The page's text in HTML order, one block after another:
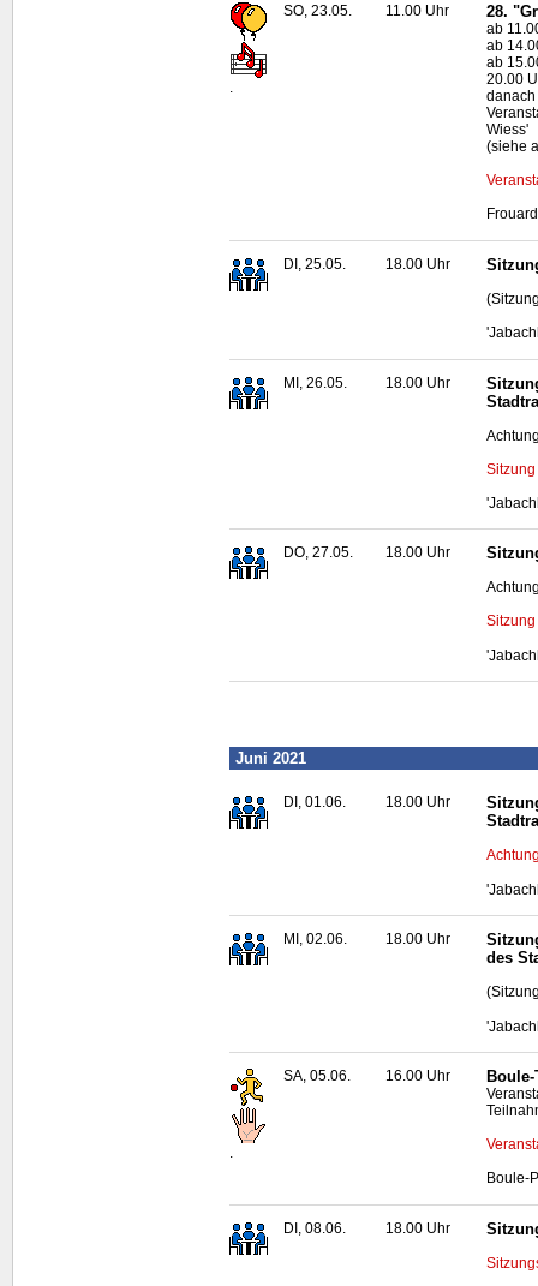
.
SO, 23.05. 11.00 Uhr 28.
ab
ab
ab
20.00
danach
Wiess'
(siehe
DI, 25.05. 18.00 Uhr
MI, 26.05. 18.00 Uhr
DO, 27.05. 18.00 Uhr
Juni 2021
DI, 01.06. 18.00 Uhr
MI, 02.06. 18.00 Uhr
des
.
SA, 05.06. 16.00 Uhr Boule-
Boule-
DI, 08.06. 18.00 Uhr